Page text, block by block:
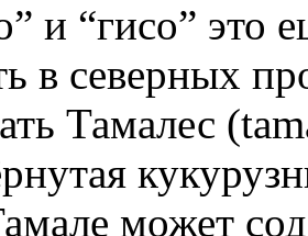
и “гисо” это
в северных
Тамалес
может